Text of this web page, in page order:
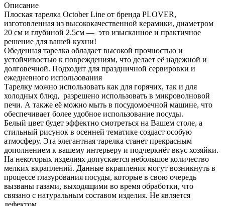
Описание
Плоская тарелка October Line от бренда PLOVER,
изготовленная из высококачественной керамики, диаметром
20 см и глубиной 2.5см — это изысканное и практичное
решение для вашей кухни!
Обеденная тарелка обладает высокой прочностью и
устойчивостью к повреждениям, что делает её надежной и
долговечной. Подходит для праздничной сервировки и
ежедневного использования
Тарелку можно использовать как для горячих, так и для
холодных блюд, разрешено использовать в микроволновой
печи. А также её можно мыть в посудомоечной машине, что
обеспечивает более удобное использование посуды.
Белый цвет будет эффектно смотреться на Вашем столе, а
стильный рисунок в осенней тематике создаст особую
атмосферу. Эта элегантная тарелка станет прекрасным
дополнением к вашему интерьеру и подчеркнёт вкус хозяйки.
На некоторых изделиях допускается небольшое количество
мелких вкраплений. Данные вкрапления могут возникнуть в
процессе глазурования посуды, которые в свою очередь
вызваны газами, выходящими во время обработки, что
связано с натуральным составом изделия. Не является
дефектом.